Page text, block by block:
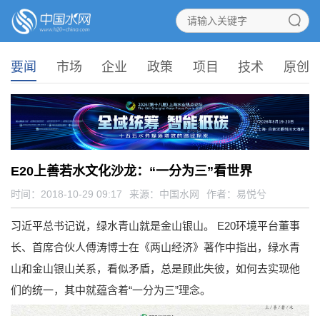
要闻 市场 企业 政策 项目 技术 原创
E20上善若水文化沙龙：“一分为三”看世界
时间：2018-10-29 09:17 来源： 中国水网 作者：易悦兮
习近平总书记说，绿水青山就是金山银山。 E20环境平台董事
长、首席合伙人傅涛博士在《两山经济》著作中指出，绿水青
山和金山银山关系，看似矛盾，总是顾此失彼，如何去实现他
们的统一，其中就蕴含着“一分为三”理念。